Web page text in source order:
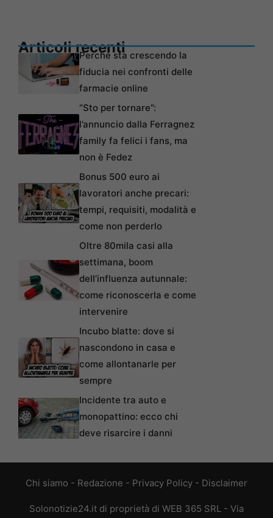
Articoli recentiPerché sta crescendo la
fiducia nei confronti delle
farmacie online
“Sto per tornare”:
l’annuncio dalla Ferragnez
family fa felici i fans, ma
non è Fedez
Bonus 500 euro ai
lavoratori anche precari:
tempi, requisiti, modalità e
come non perderlo
Oltre 80mila casi alla
settimana, boom
dell’influenza autunnale:
come riconoscerla e come
intervenire
Incubo blatte: dove si
nascondono in casa e
come allontanarle per
sempre
Incidente tra auto e
monopattino: ecco chi
deve risarcire i danni
Chi siamo - Redazione - Privacy Policy - Disclaimer
Solonotizie24.it di proprietà di WEB 365 SRL - Via